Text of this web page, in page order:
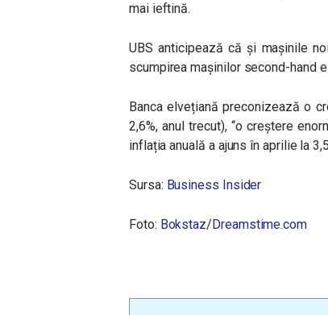
mai ieftină.
UBS anticipează că și mașinile
scumpirea mașinilor second-hand
Banca elvețiană preconizează o
2,6%, anul trecut), “o creștere
inflația anuală a ajuns în aprilie la
Sursa: Business Insider
Foto: Bokstaz/Dreamstime.com